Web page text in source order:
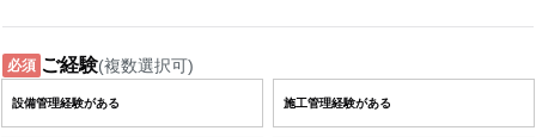
必須 ご経験(複数選択可)
設備管理経験がある 施工管理経験がある